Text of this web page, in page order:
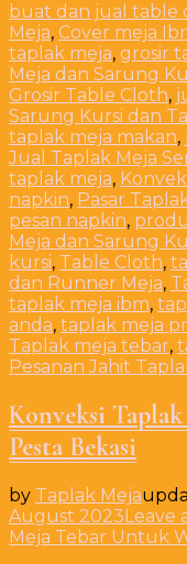
buat dan jual table
Meja, Cover meja
taplak meja, grosir
Meja dan Sarung
Grosir Table Cloth,
Sarung Kursi dan
taplak meja makan,
Jual Taplak Meja
taplak meja,
napkin, Pasar
pesan napkin,
Meja dan Sarung
kursi, Table Cloth,
dan Runner Meja,
taplak meja ibm,
anda, taplak meja
Taplak meja tebar,
Pesanan Jahit
Konveksi
Pesta Bekasi
by Taplak Meja
August 2023 Leave
Meja Tebar Untuk